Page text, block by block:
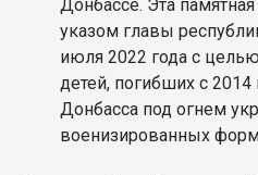
Донбассе. Эта
указом главы
июля 2022 года с
детей, погибших с 2014
Донбасса под огнем
военизированных